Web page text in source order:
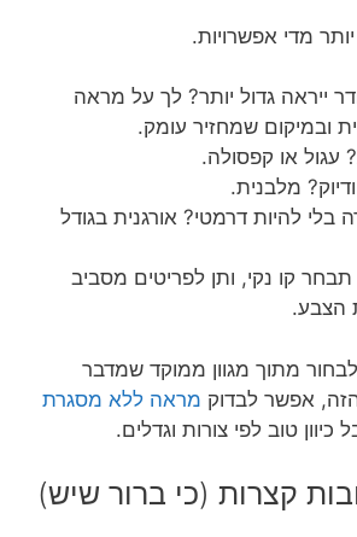
מדי אפשרויות.
ייראה גדול יותר? לך על מראה
ובמיקום שמחזיר עומק.
עגול או קפסולה.
מלבנית.
בלי להיות דרמטי? אורגנית בגודל
קו נקי, ותן לפריטים מסביב
הצבע.
מתוך מגוון ממוקד שמדבר
אפשר לבדוק מראה ללא מסגרת
כיוון טוב לפי צורות וגדלים.
קצרות (כי ברור שיש)